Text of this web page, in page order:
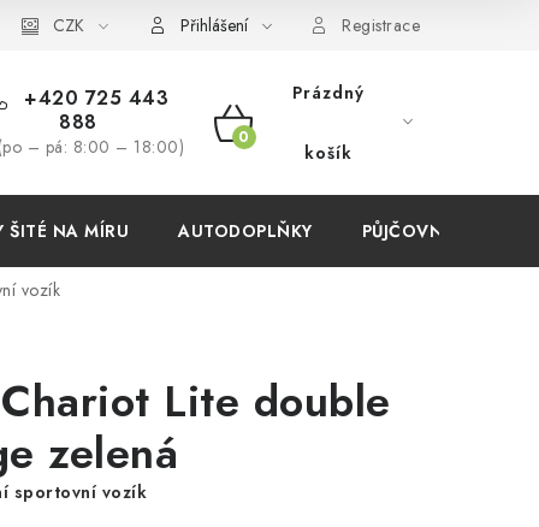
podmínky
CZK Přihlášení Registrace
+420 725 443
888
– pá: 8:00 – 18:00)
NÁKUPNÍ
Prázdný
košík
ŠITÉ NA MÍRU AUTODOPLŇKY PŮJČOVNA
vozík
Lite double
zelená
sportovní vozík